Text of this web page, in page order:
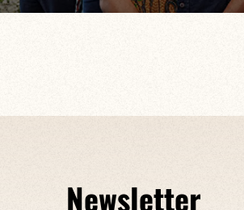
Newsletter